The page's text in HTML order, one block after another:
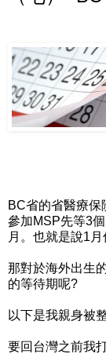
BC省的省醫療
參加MSP先等3
月。也就是說1
那對於海外出生
的等待期呢?
以下是我親身被
要回台灣之前我